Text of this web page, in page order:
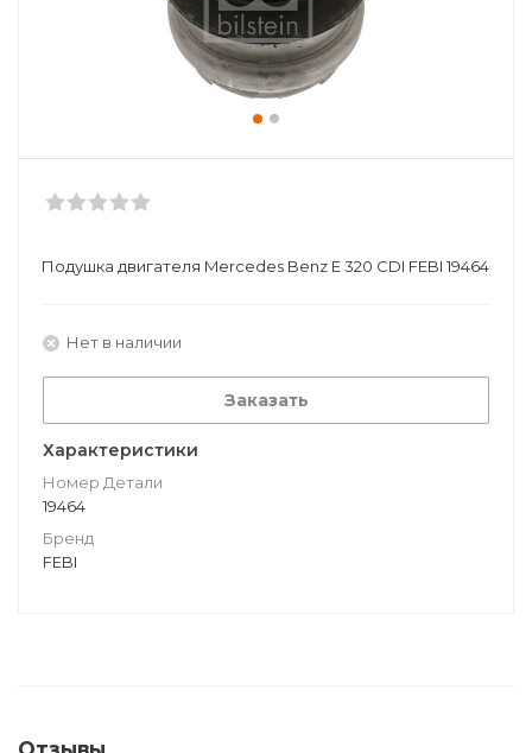
Подушкa двигателя Mercedes Benz E 320 CDI FEBI 19464
Нет в наличии
Заказать
Характеристики
Номер Детали
19464
Бренд
FEBI